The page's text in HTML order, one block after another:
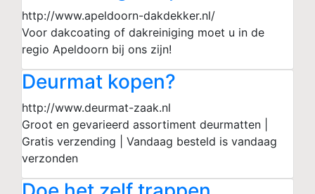
http://www.apeldoorn-dakdekker.nl/
Voor dakcoating of dakreiniging moet u in de
regio Apeldoorn bij ons zijn!
Deurmat kopen?
http://www.deurmat-zaak.nl
Groot en gevarieerd assortiment deurmatten |
Gratis verzending | Vandaag besteld is vandaag
verzonden